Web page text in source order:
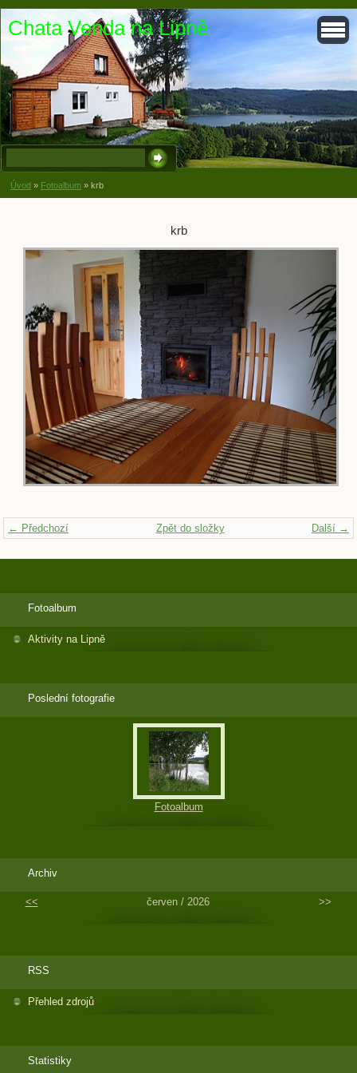
Chata Venda na Lipně
Úvod » Fotoalbum » krb
krb
← Předchozí Další →
Zpět do složky
Fotoalbum
Aktivity na Lipně
Poslední fotografie
Fotoalbum
Archiv
<< červen / 2026 >>
RSS
Přehled zdrojů
Statistiky